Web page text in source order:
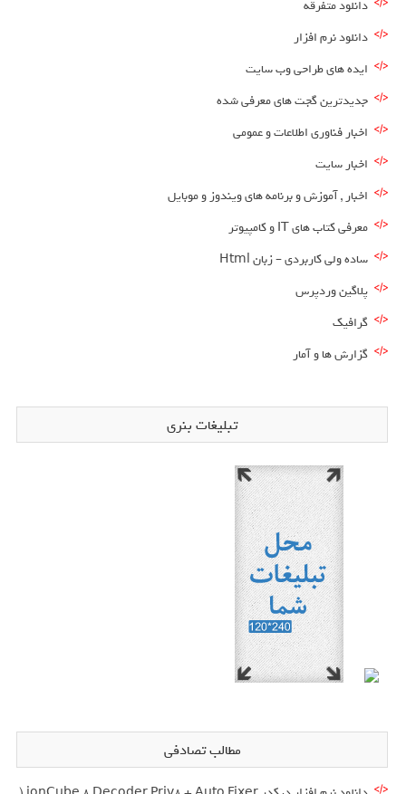
دانلود متفرقه
دانلود نرم افزار
ایده های طراحی وب سایت
جدیدترین گجت های معرفی شده
اخبار فناوری اطلاعات و عمومی
اخبار سایت
اخبار , آموزش و برنامه های ویندوز و موبایل
معرفی کتاب های IT و کامپیوتر
ساده ولی کاربردی – زبان Html
پلاگین وردپرس
گرافیک
گزارش ها و آمار
تبلیغات بنری
مطالب تصادفی